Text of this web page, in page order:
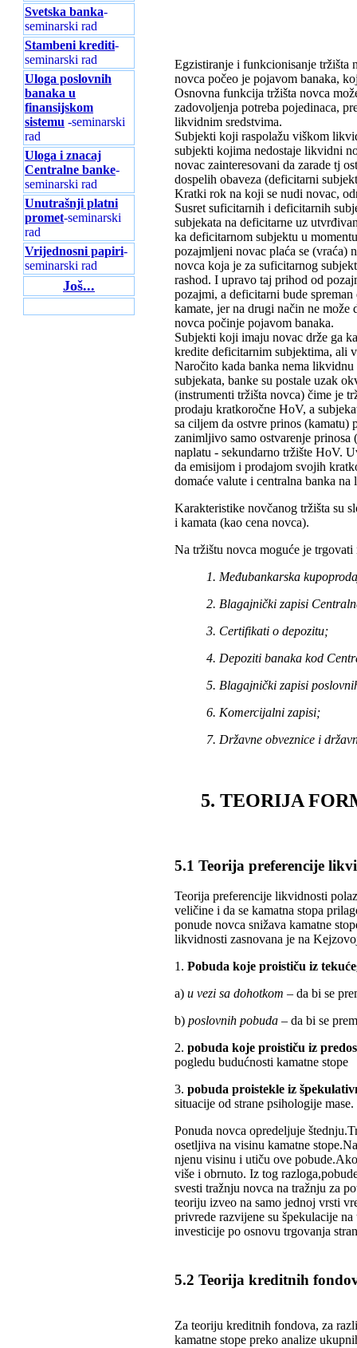
Svetska banka-
seminarski rad
Stambeni krediti-
seminarski rad
Uloga poslovnih
banaka u
finansijskom
sistemu -seminarski
rad
Uloga i znacaj
Centralne banke-
seminarski rad
Unutrašnji platni
promet-seminarski
rad
Vrijednosni papiri-
seminarski rad
Još...
Egzistiranje i funkcionisanje tržišta
novca počeo je pojavom banaka,
Osnovna funkcija tržišta novca
zadovoljenja potreba pojedinaca,
likvidnim sredstvima.
Subjekti koji raspolažu viškom
subjekti kojima nedostaje likvidni
novac zainteresovani da zarade tj
dospelih obaveza (deficitarni
Kratki rok na koji se nudi novac,
Susret suficitarnih i deficitarnih
subjekata na deficitarne uz
ka deficitarnom subjektu u
pozajmljeni novac plaća se (vraća)
novca koja je za suficitarnog
rashod. I upravo taj prihod od
pozajmi, a deficitarni bude
kamate, jer na drugi način ne
novca počinje pojavom banaka.
Subjekti koji imaju novac drže ga
kredite deficitarnim subjektima, ali
Naročito kada banka nema
subjekata, banke su postale uzak
(instrumenti tržišta novca) čime je
prodaju kratkoročne HoV, a
sa ciljem da ostvre prinos
zanimljivo samo ostvarenje
naplatu - sekundarno tržište HoV.
da emisijom i prodajom svojih
domaće valute i centralna banka
Karakteristike novčanog tržišta su
i kamata (kao cena novca).
Na tržištu novca moguće je
1. Međubankarska
2. Blagajnički zapisi
3. Certifikati o depozitu;
4. Depoziti banaka kod
5. Blagajnički zapisi
6. Komercijalni zapisi;
7. Državne obveznice i
5. TEORIJA
5.1 Teorija preferencije
Teorija preferencije likvidnosti
veličine i da se kamatna stopa
ponude novca snižava kamatne
likvidnosti zasnovana je na
1. Pobuda koje proističu iz
a) u vezi sa dohotkom – da bi se
b) poslovnih pobuda – da bi se
2. pobuda koje proističu iz
pogledu budućnosti kamatne stope
3. pobuda proistekle iz
situacije od strane psihologije mase.
Ponuda novca opredeljuje
osetljiva na visinu kamatne
njenu visinu i utiču ove
više i obrnuto. Iz tog
svesti tražnju novca na tražnju za
teoriju izveo na samo jednoj vrsti
privrede razvijene su špekulacije
investicije po osnovu trgovanja
5.2 Teorija kreditnih
Za teoriju kreditnih fondova, za
kamatne stope preko analize